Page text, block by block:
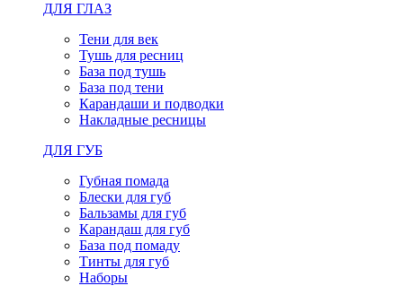
ДЛЯ ГЛАЗ
Тени для век
Тушь для ресниц
База под тушь
База под тени
Карандаши и подводки
Накладные ресницы
ДЛЯ ГУБ
Губная помада
Блески для губ
Бальзамы для губ
Карандаш для губ
База под помаду
Тинты для губ
Наборы